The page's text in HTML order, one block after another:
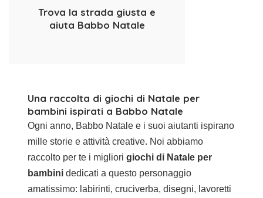
Trova la strada giusta e
aiuta Babbo Natale
Una raccolta di giochi di Natale per
bambini ispirati a Babbo Natale
Ogni anno, Babbo Natale e i suoi aiutanti ispirano
mille storie e attività creative. Noi abbiamo
raccolto per te i migliori giochi di Natale per
bambini dedicati a questo personaggio
amatissimo: labirinti, cruciverba, disegni, lavoretti